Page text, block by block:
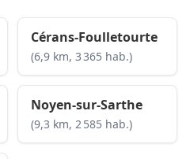
Cérans-Foulletourte
(6,9 km, 3 365 hab.)
Noyen-sur-Sarthe
(9,3 km, 2 585 hab.)